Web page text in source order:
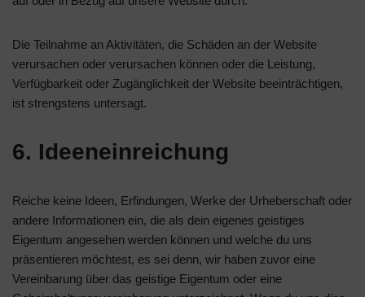
Die Teilnahme an Aktivitäten, die Schäden an der Website
verursachen oder verursachen können oder die Leistung,
Verfügbarkeit oder Zugänglichkeit der Website beeinträchtigen,
ist strengstens untersagt.
6. Ideeneinreichung
Reiche keine Ideen, Erfindungen, Werke der Urheberschaft oder
andere Informationen ein, die als dein eigenes geistiges
Eigentum angesehen werden können und welche du uns
präsentieren möchtest, es sei denn, wir haben zuvor eine
Vereinbarung über das geistige Eigentum oder eine